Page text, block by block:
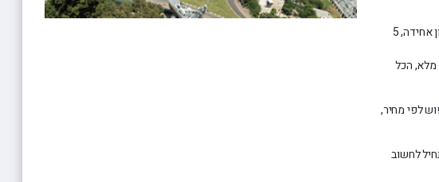
דרגת מלון - תוכלו לצמצם את האפשרויות לכדי רמת מלון אחידה, 5
מלא, הכל
לפי מחיר,
לחשוב